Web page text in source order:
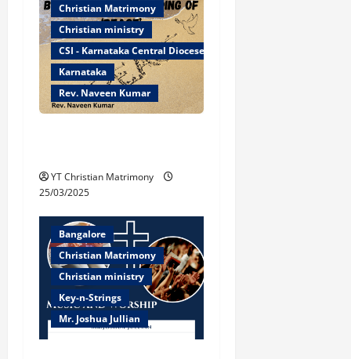
Christian Matrimony
Christian ministry
CSI - Karnataka Central Diocese
Karnataka
Rev. Naveen Kumar
YT Christian Matrimony
25/03/2025
Bangalore
Christian Matrimony
Christian ministry
Key-n-Strings
Mr. Joshua Jullian